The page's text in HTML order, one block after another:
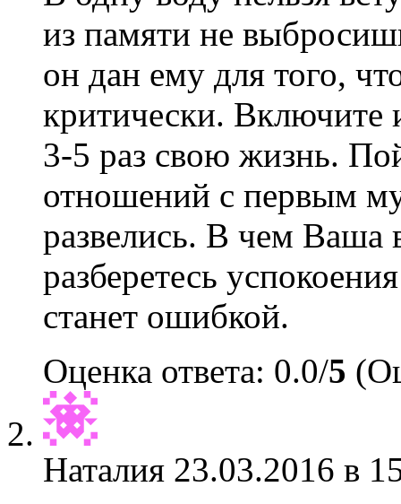
из памяти не
он дан ему для того,
критически. Включите
3-5 раз свою жизнь.
отношений с первым
развелись. В чем Ваша
разберетесь
станет ошибкой.
Оценка ответа: 0.0/5
Наталия 23.03.2016 в